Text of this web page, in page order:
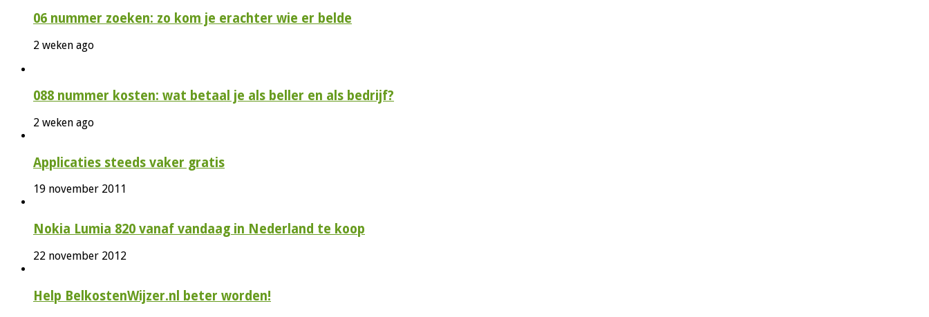
06 nummer zoeken: zo kom je erachter wie er belde
2 weken ago
088 nummer kosten: wat betaal je als beller en als bedrijf?
2 weken ago
Applicaties steeds vaker gratis
19 november 2011
Nokia Lumia 820 vanaf vandaag in Nederland te koop
22 november 2012
Help BelkostenWijzer.nl beter worden!